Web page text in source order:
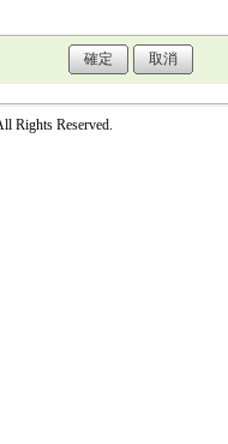
Rights Reserved.